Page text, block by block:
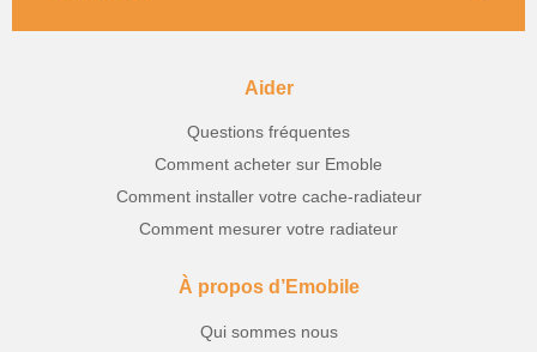
Aider
Questions fréquentes
Comment acheter sur Emoble
Comment installer votre cache-radiateur
Comment mesurer votre radiateur
À propos d’Emobile
Qui sommes nous